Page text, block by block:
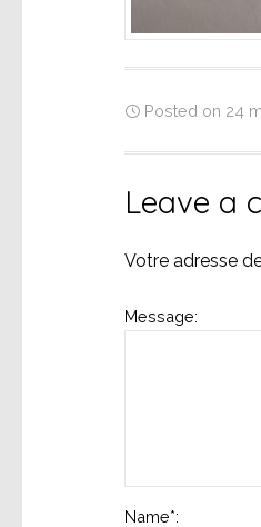
Posted on 24
Leave a
Votre adresse
Message:
Name*: